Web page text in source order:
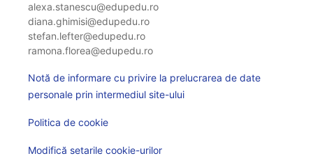
alexa.stanescu@edupedu.ro
diana.ghimisi@edupedu.ro
stefan.lefter@edupedu.ro
ramona.florea@edupedu.ro
Notă de informare cu privire la prelucrarea de date
personale prin intermediul site-ului
Politica de cookie
Modifică setarile cookie-urilor